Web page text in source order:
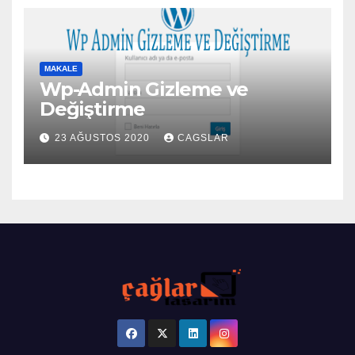
MAKALE
Wp-Admin Gizleme ve
Değiştirme
23 AĞUSTOS 2020 CAGSLAR